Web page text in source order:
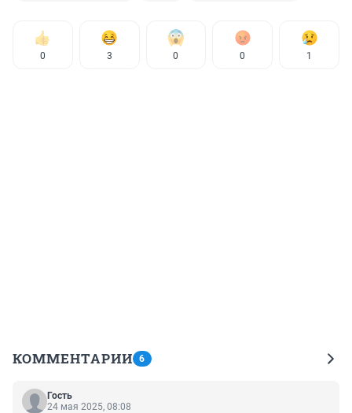
0 3 0 0 1
КОММЕНТАРИИ 6
Гость
24 мая 2025, 08:08